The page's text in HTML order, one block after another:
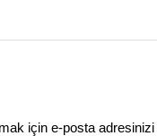
için e-posta adresinizi